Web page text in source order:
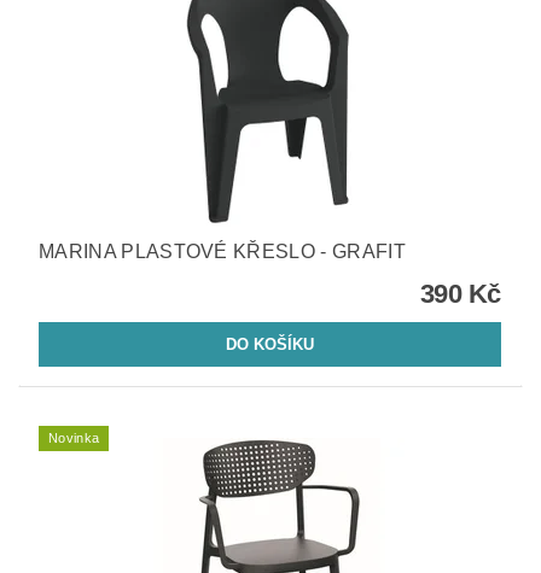
MARINA PLASTOVÉ KŘESLO - GRAFIT
390 Kč
Novinka